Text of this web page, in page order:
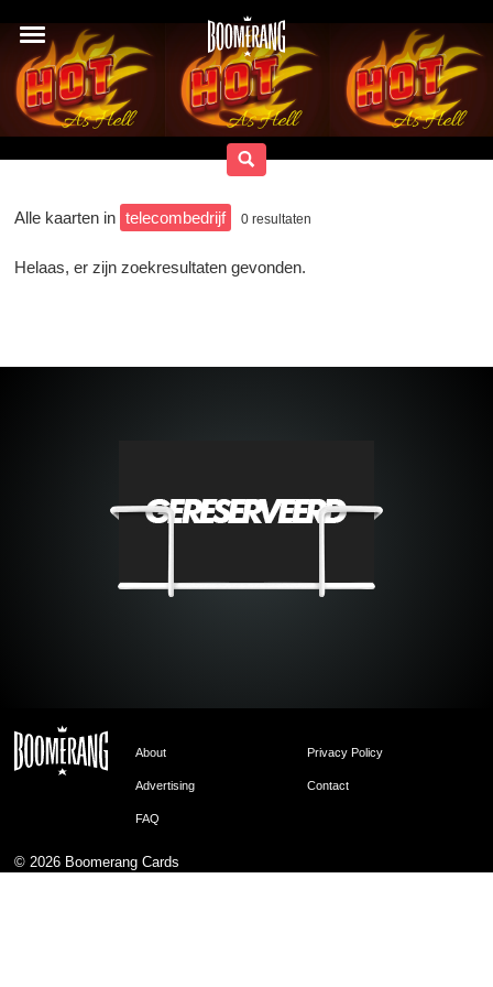
Alle kaarten in telecombedrijf 0 resultaten
Helaas, er zijn zoekresultaten gevonden.
About Privacy Policy
Advertising Contact
FAQ
© 2026 Boomerang Cards